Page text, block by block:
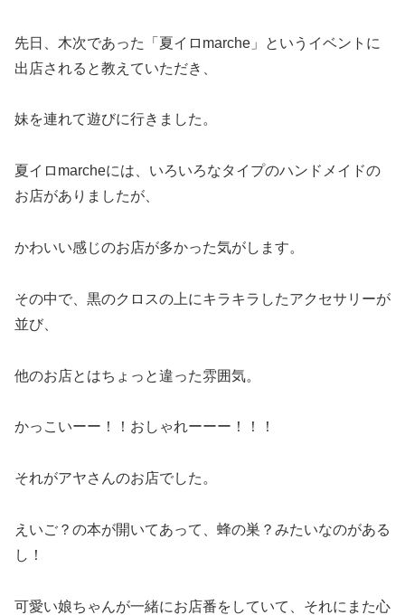
先日、木次であった「夏イロmarche」というイベントに
出店されると教えていただき、
妹を連れて遊びに行きました。
夏イロmarcheには、いろいろなタイプのハンドメイドの
お店がありましたが、
かわいい感じのお店が多かった気がします。
その中で、黒のクロスの上にキラキラしたアクセサリーが
並び、
他のお店とはちょっと違った雰囲気。
かっこいーー！！おしゃれーーー！！！
それがアヤさんのお店でした。
えいご？の本が開いてあって、蜂の巣？みたいなのがある
し！
可愛い娘ちゃんが一緒にお店番をしていて、それにまた心